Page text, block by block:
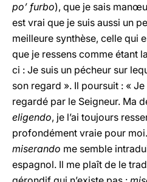
po’ furbo), que je sais
est vrai que je suis aussi un
meilleure synthèse, celle qui
que je ressens comme étant
ci : Je suis un pécheur sur
son regard ». Il poursuit : «
regardé par le Seigneur. Ma
eligendo, je l’ai toujours
profondément vraie pour
miserando me semble
espagnol. Il me plaît de le